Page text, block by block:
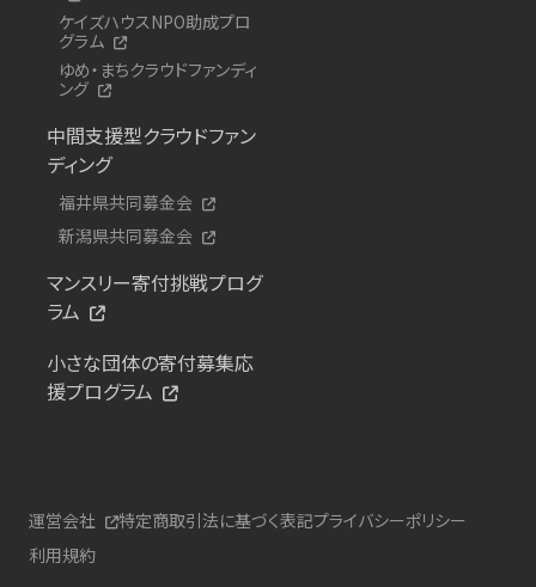
ケイズハウスNPO助成プロ
グラム
ゆめ・まちクラウドファンディ
ング
中間支援型クラウドファン
ディング
福井県共同募金会
新潟県共同募金会
マンスリー寄付挑戦プログ
ラム
小さな団体の寄付募集応
援プログラム
運営会社 特定商取引法に基づく表記プライバシーポリシー
利用規約